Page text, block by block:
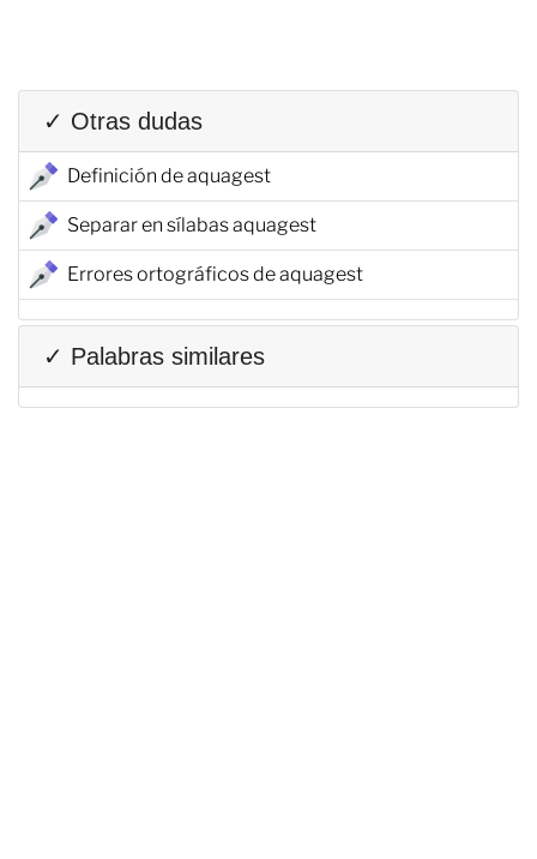
✓ Otras dudas
Definición de aquagest
Separar en sílabas aquagest
Errores ortográficos de aquagest
✓ Palabras similares